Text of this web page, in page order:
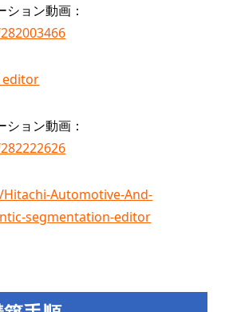
ョン動画：
editor
ョン動画：
Automotive-And-
segmentation-editor